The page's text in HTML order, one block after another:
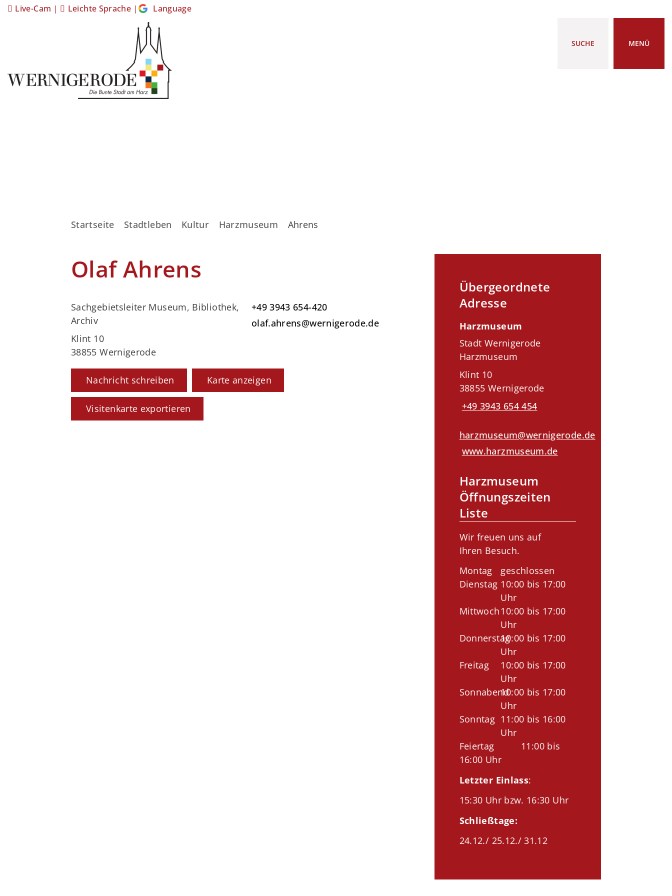
Live-Cam | Leichte Sprache | Language
SUCHE MENÜ
Startseite Stadtleben Kultur Harzmuseum Ahrens
Olaf Ahrens
Sachgebietsleiter Museum, Bibliothek,
Archiv
Klint 10
38855 Wernigerode
+49 3943 654-420
olaf.ahrens@wernigerode.de
Nachricht schreiben Karte anzeigen
Visitenkarte exportieren
Übergeordnete
Adresse
Harzmuseum
Stadt Wernigerode
Harzmuseum
Klint 10
38855 Wernigerode
+49 3943 654 454
harzmuseum@wernigerode.de
www.harzmuseum.de
Harzmuseum
Öffnungszeiten
Liste
Wir freuen uns auf
Ihren Besuch.
Montag
geschlossen
Dienstag 10:00 bis 17:00
Uhr
Mittwoch 10:00 bis 17:00
Uhr
Donnerstag10:00 bis 17:00
Uhr
Freitag
10:00 bis 17:00
Uhr
Sonnabend10:00 bis 17:00
Uhr
Sonntag 11:00 bis 16:00
Uhr
Feiertag 11:00 bis
16:00 Uhr
Letzter Einlass:
15:30 Uhr bzw. 16:30 Uhr
Schließtage:
24.12./ 25.12./ 31.12